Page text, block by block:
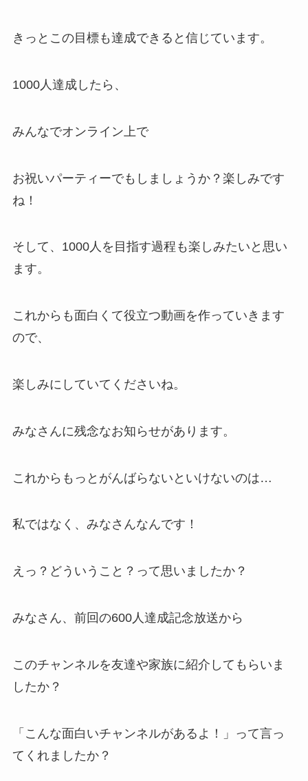
きっとこの目標も達成できると信じています。
1000人達成したら、
みんなでオンライン上で
お祝いパーティーでもしましょうか？楽しみです
ね！
そして、1000人を目指す過程も楽しみたいと思い
ます。
これからも面白くて役立つ動画を作っていきます
ので、
楽しみにしていてくださいね。
みなさんに残念なお知らせがあります。
これからもっとがんばらないといけないのは…
私ではなく、みなさんなんです！
えっ？どういうこと？って思いましたか？
みなさん、前回の600人達成記念放送から
このチャンネルを友達や家族に紹介してもらいま
したか？
「こんな面白いチャンネルがあるよ！」って言っ
てくれましたか？